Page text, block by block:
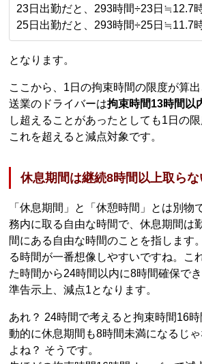
23日出勤だと、293時間÷23日≒12.7
25日出勤だと、293時間÷25日≒11.7
となります。
ここから、1日の拘束時間の限度が算
送業のドライバーは拘束時間13時間以
し超えることがあったとしても1日の限
これを超えると減点対象です。
休息期間は継続8時間以上取ら
「休息期間」と「休憩時間」とは別物
務内に取る自由な時間で、休息期間は
間にある自由な時間のことを指します
る時間が一番想像しやすいですね。こ
た時間から24時間以内に8時間確保で
準告示上、減点1となります。
あれ？ 24時間で考えると拘束時間16
動的に休息期間も8時間未満になるじ
よね？ そうです。